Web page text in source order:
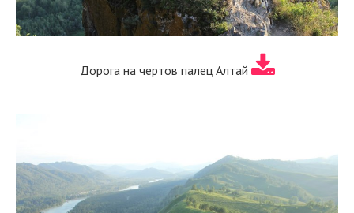
Дорога на чертов палец Алтай